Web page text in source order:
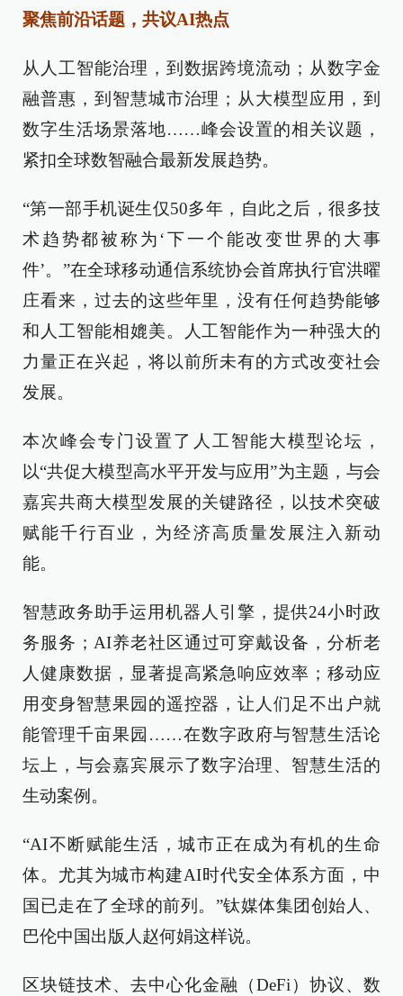
聚焦前沿话题 ， 共议AI热点
从人工智能治理 ， 到数据跨境流动 ； 从数字金
融普惠 ， 到智慧城市治理 ；从大模型应用，到
数字生活场景落地……峰会设置的相关议题 ，
紧扣全球数智融合最新发展趋势。
“第一部手机诞生仅50多年，自此之后，很多技
术趋势都被称为‘下一个能改变世界的大事
件’。”在全球移动通信系统协会首席执行官洪曜
庄看来，过去的这些年里，没有任何趋势能够
和人工智能相媲美。人工智能作为一种强大的
力量正在兴起，将以前所未有的方式改变社会
发展。
本次峰会专门设置了人工智能大模型论坛 ，
以“共促大模型高水平开发与应用”为主题， 与会
嘉宾共商大模型发展的关键路径，以技术突破
赋能千行百业，为经济高质量发展注入新动
能。
智慧政务助手运用机器人引擎，提供24小时政
务服务；AI养老社区通过可穿戴设备，分析老
人健康数据，显著提高紧急响应效率；移动应
用变身智慧果园的遥控器，让人们 足不出户就
能管理千亩果园……在数字政府与智慧生活论
坛上，与会嘉宾展示了数字治理、智慧生活的
生动案例。
“AI不断赋能生活 ，城市正在成为有机的生命
体。尤其为城市构建AI时代安全体系方面，中
国已走在了全球的前列。”钛媒体集团创始人、
巴伦中国出版人赵何娟这样说。
区块链技术、去中心化金融（DeFi）协议、数